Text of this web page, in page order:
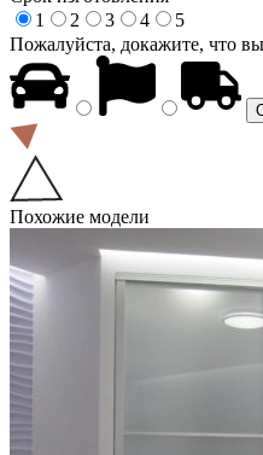
1
2 3 4
5
Пожалуйста, докажите, что
Похожие модели